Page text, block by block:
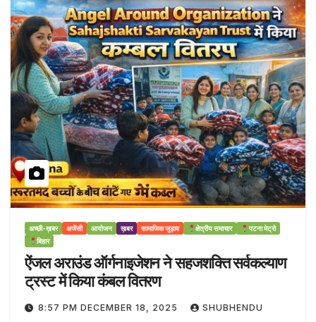
अच्छी-ख़बर अजेंसी आयोजन ख़बर सामाजिक जुड़ाव क्षेत्रीय समाचार
पटना मेट्रो
बिहार
ऐंजल अराउंड ऑर्गनाइजेशन ने सहजशक्ति सर्वकल्याण
ट्रस्ट में किया कंबल वितरण
8:57 PM DECEMBER 18, 2025
SHUBHENDU